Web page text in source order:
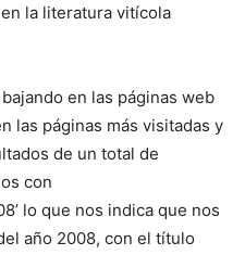
la literatura vitícola
en las páginas web
las páginas más visitadas y
de un total de
con
lo que nos indica que nos
año 2008, con el título